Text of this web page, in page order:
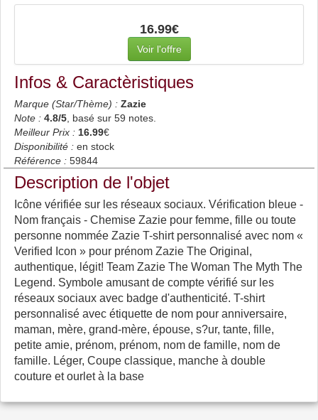
16.99€
Voir l'offre
Infos & Caractèristiques
Marque (Star/Thème) : Zazie
Note : 4.8/5 , basé sur 59 notes.
Meilleur Prix : 16.99€
Disponibilité : en stock
Référence : 59844
Description de l'objet
Icône vérifiée sur les réseaux sociaux. Vérification bleue -
Nom français - Chemise Zazie pour femme, fille ou toute
personne nommée Zazie T-shirt personnalisé avec nom «
Verified Icon » pour prénom Zazie The Original,
authentique, légit! Team Zazie The Woman The Myth The
Legend. Symbole amusant de compte vérifié sur les
réseaux sociaux avec badge d'authenticité. T-shirt
personnalisé avec étiquette de nom pour anniversaire,
maman, mère, grand-mère, épouse, s?ur, tante, fille,
petite amie, prénom, prénom, nom de famille, nom de
famille. Léger, Coupe classique, manche à double
couture et ourlet à la base